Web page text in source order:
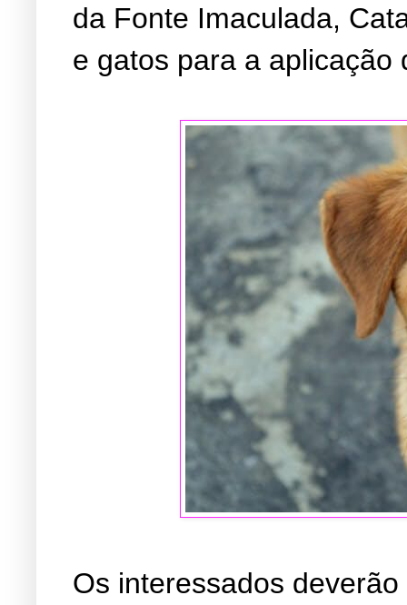
da Fonte Imaculada,
e gatos para a aplicação
Os interessados